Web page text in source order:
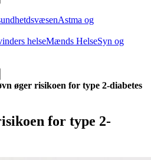
Astma og
helseMænds HelseSyn og
øger risikoen for type 2-diabetes
for type 2-